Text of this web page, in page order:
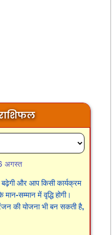
अगस्त
और आप किसी कार्यक्रम
सम्मान में वृद्धि होगी।
की योजना भी बन सकती है,